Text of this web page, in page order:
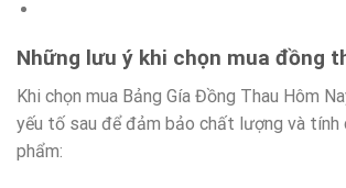
Những lưu ý khi chọn mua đồng
Khi chọn mua Bảng Gía Đồng Thau Hôm
yếu tố sau để đảm bảo chất lượng và tính
phẩm: